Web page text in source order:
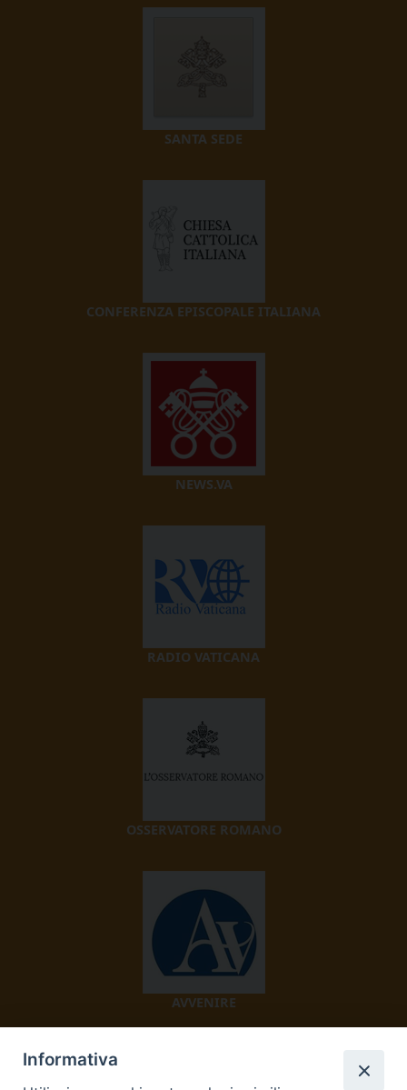
SANTA SEDE
CONFERENZA EPISCOPALE ITALIANA
NEWS.VA
RADIO VATICANA
OSSERVATORE ROMANO
AVVENIRE
Informativa